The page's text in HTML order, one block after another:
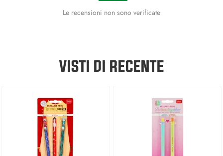
Le recensioni non sono verificate
VISTI DI RECENTE